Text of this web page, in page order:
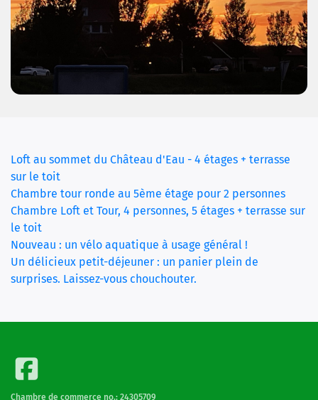
Loft au sommet du Château d'Eau - 4 étages + terrasse
sur le toit
Chambre tour ronde au 5ème étage pour 2 personnes
Chambre Loft et Tour, 4 personnes, 5 étages + terrasse sur
le toit(current)
Nouveau : un vélo aquatique à usage général !
Un délicieux petit-déjeuner : un panier plein de
surprises. Laissez-vous chouchouter.
Chambre de commerce no.: 24305709